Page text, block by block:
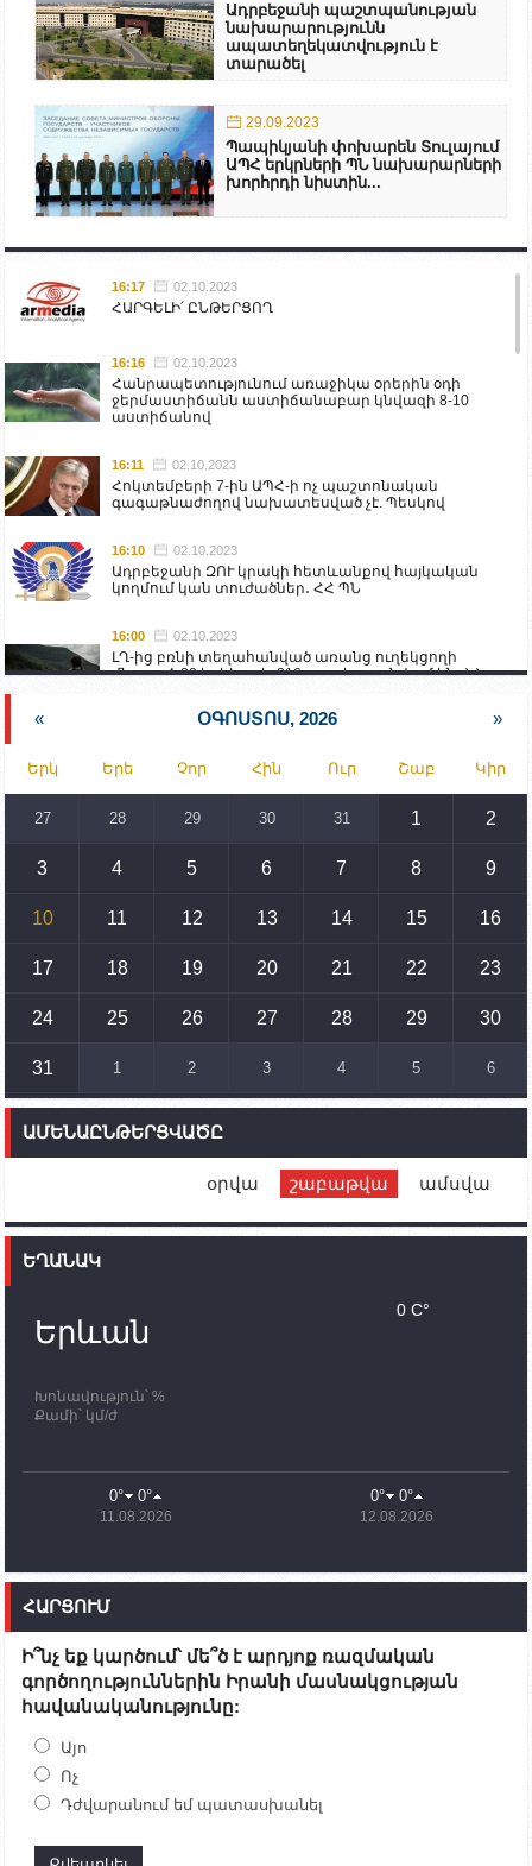
Ադրբեջանի պաշտպանության
նախարարությունն
ապատեղեկատվություն է
տարածել
29.09.2023
Պապիկյանի փոխարեն Տուլայում
ԱՊՀ երկրների ՊՆ նախարարների
խորհրդի նիստին...
16:17 02.10.2023
ՀԱՐԳԵԼԻ՛ ԸՆԹԵՐՑՈՂ
16:16 02.10.2023
Հանրապետությունում առաջիկա օրերին օդի
ջերմաստիճանն աստիճանաբար կնվազի 8-10
աստիճանով
16:11 02.10.2023
Հոկտեմբերի 7-ին ԱՊՀ-ի ոչ պաշտոնական
գագաթնաժողով նախատեսված չէ. Պեսկով
16:10 02.10.2023
Ադրբեջանի ԶՈՒ կրակի հետևանքով հայկական
կողմում կան տուժածներ․ ՀՀ ՊՆ
16:00 02.10.2023
ԼՂ-ից բռնի տեղահանված առանց ուղեկցողի
մնացած 20 երեխա և 216 տարեց գտնվում են ՀՀ
նախարարության հոգածության ներքո
Իրանը կողմ է տարածաշրջանի համար շահավետ
տրանսպորտային հաղորդակցությունների
զարգացմանը, սակայն ոչ՝ միջազգային
սահմանների փոփոխությանը
15:10 02.10.2023
սպառնալիքները կասեցնելու համար. իսպանացի
պատգամավորը Գորիսում է
14:54 02.10.2023
տեղակայված հայկական դիրքերի անձնակազմի
ունեն. կիպրոսցի խորհրդարանականը՝ Ալեն
Ֆրանսիայի ԱԳ նախարարը կայցելի Հայաստան
պատասխանատուներ կմնան ԼՂ-ում՝ մինչև
որոնողափրկարարական աշխատանքների
11:03
ՄԱԿ-ի առաքելությունը շատ, շատ, շատ օգտակար
Ադրբեջանի փոխվարչապետն այսօր կմեկնի
Ստեփանակերտ
10:07 02.10.2023
09:38 02.10.2023
Խումբն Արցախում կմնա` մինչև զոհվածների
աճյունների ու անհետ կորածների
Ժամը 18։00-ի դրությամբ ԼՂ-ից բռնի տեղահանված
« ՕԳՈՍՏՈՍ, 2026 »
Երկ Երե Չոր Հին Ուր Շաբ Կիր
27 28 29 30 31 1 2
3 4 5 6 7 8 9
10 11 12 13 14 15 16
17 18 19 20 21 22 23
24 25 26 27 28 29 30
31 1 2 3 4 5 6
ԱՄԵՆԱԸՆԹԵՐՑՎԱԾԸ
օրվա շաբաթվա ամսվա
ԵՂԱՆԱԿ
Երևան
Խոնավություն՝ %
Քամի՝ կմ/ժ
0 C°
0° 0°
11.08.2026
0° 0°
12.08.2026
ՀԱՐՑՈՒՄ
Ի՞նչ եք կարծում՝ մե՞ծ է արդյոք ռազմական
գործողություններին Իրանի մասնակցության
հավանականությունը:
Այո
Ոչ
Դժվարանում եմ պատասխանել